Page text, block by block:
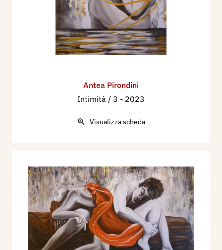
Antea Pirondini
Intimità / 3 - 2023
Visualizza scheda